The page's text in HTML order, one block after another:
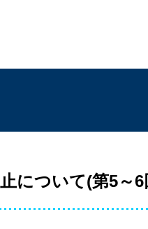
について(第5～6